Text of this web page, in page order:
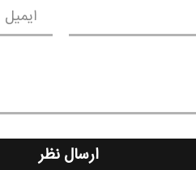
ایمیل
ارسال نظر